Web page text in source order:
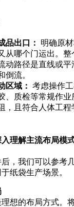
品出口：
明确原
从哪个门运出。
动路径是直线或平
倒流。
区域： 考虑操作
、质检等常规作
，且符合人体工
理解主流布局模
，我们可以参考
纸袋生产场景。
想的布局方式。